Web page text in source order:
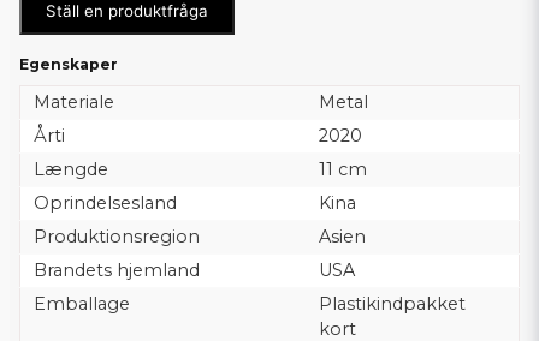
Ställ en produktfråga
Egenskaper
Materiale
Metal
Årti
2020
Længde
11 cm
Oprindelsesland
Kina
Produktionsregion
Asien
Brandets hjemland
USA
Emballage
Plastikindpakket
kort